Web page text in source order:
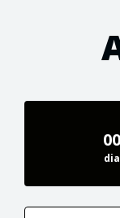
00
dia